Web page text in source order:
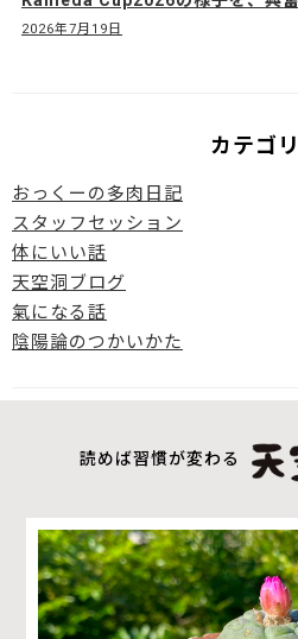
2026年7月19日
カテゴ
おっくーの多肉日記
スタッフセッション
体にいい話
天空洞ブログ
氣になる話
陰陽論のつかいかた
読めば習慣が変わる